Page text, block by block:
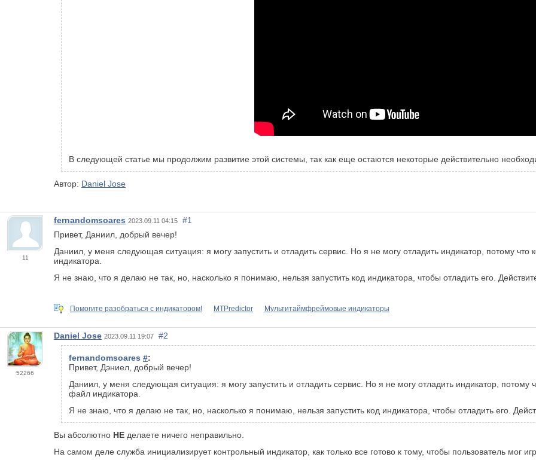
В следующей статье мы продолжим развитие этой системы, так как еще остаются некоторые действительно
Автор: Daniel Jose
11
fernandomsoares 2023.09.11 04:15
#1
Привет, Даниил, добрый вечер!
Даниил, у меня следующая ситуация: я могу запустить и отладить сервис. Но я не могу отладить индикатор, потому
индикатора.
Я не знаю, что я делаю не так, но, насколько я понимаю, нельзя запустить код индикатора, чтобы отладить его.
Помогите разобраться с индикатором! MTPredictor Мультитаймфреймовые индикаторы
52266
Daniel Jose 2023.09.11 19:07 #2
fernandomsoares #:
Привет, Дэниел, добрый вечер!
Даниил, у меня следующая ситуация: я могу запустить и отладить сервис. Но я не могу отладить индикатор, потому
файл индикатора.
Я не знаю, что я делаю не так, но, насколько я понимаю, нельзя запустить код индикатора, чтобы отладить его.
Вы абсолютно НЕ делаете ничего неправильно.
На самом деле служба инициализирует контрольный индикатор, как только все готово к тому, чтобы пользователь мог